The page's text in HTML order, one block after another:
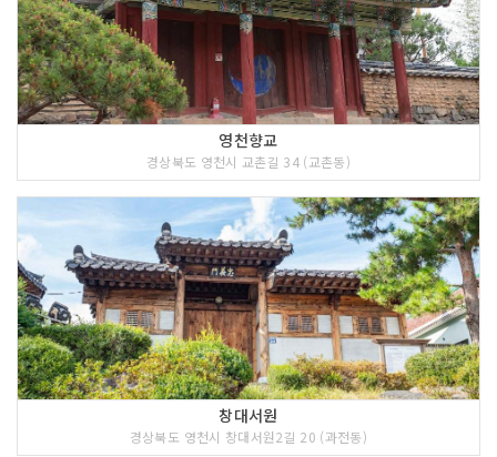
영천향교
경상북도 영천시 교촌길 34 (교촌동)
창대서원
경상북도 영천시 창대서원2길 20 (과전동)